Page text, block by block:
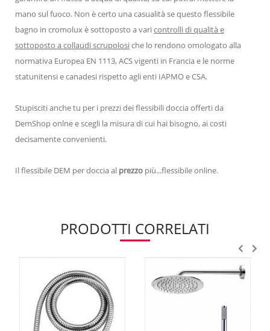
mano sul fuoco. Non è certo una casualità se questo flessibile
bagno in cromolux è sottoposto a varicontrolli di qualità e
sottoposto a collaudi scrupolosiche lo rendono omologato alla
normativa Europea EN 1113, ACS vigenti in Francia e le norme
statunitensi e canadesi rispetto agli enti IAPMO e CSA.
Stupisciti anche tu per i prezzi dei flessibili doccia offerti da
DemShop onlne e scegli la misura di cui hai bisogno, ai costi
decisamente convenienti.
Il flessibile DEM per doccia al prezzo più...flessibile online.
PRODOTTI CORRELATI